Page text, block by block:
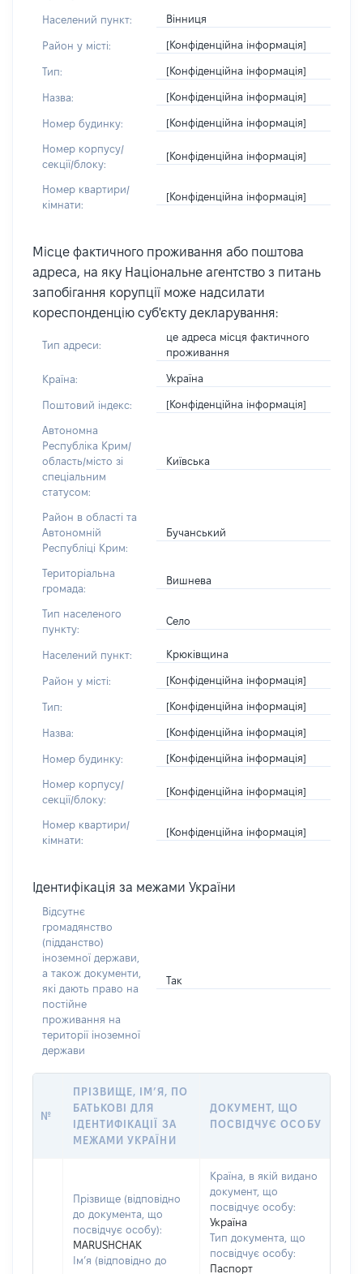
Населений пункт: Вінниця
Район у місті: [Конфіденційна інформація]
Тип: [Конфіденційна інформація]
Назва: [Конфіденційна інформація]
Номер будинку: [Конфіденційна інформація]
Номер корпусу/
секції/блоку:
[Конфіденційна інформація]
Номер квартири/
кімнати:
[Конфіденційна інформація]
Місце фактичного проживання або поштова
адреса, на яку Національне агентство з питань
запобігання корупції може надсилати
кореспонденцію суб'єкту декларування:
Тип адреси:
це адреса місця фактичного
проживання
Країна: Україна
Поштовий індекс: [Конфіденційна інформація]
Автономна
Республіка Крим/
область/місто зі
спеціальним
статусом:
Київська
Район в області та
Автономній
Республіці Крим:
Бучанський
Територіальна
громада:
Вишнева
Тип населеного
пункту:
Село
Населений пункт: Крюківщина
Район у місті: [Конфіденційна інформація]
Тип: [Конфіденційна інформація]
Назва: [Конфіденційна інформація]
Номер будинку: [Конфіденційна інформація]
Номер корпусу/
секції/блоку:
[Конфіденційна інформація]
Номер квартири/
кімнати:
[Конфіденційна інформація]
Ідентифікація за межами України
Відсутнє
громадянство
(підданство)
іноземної держави,
а також документи,
які дають право на
постійне
проживання на
території іноземної
держави
Так
№
ПРІЗВИЩЕ, ІМ’Я, ПО
БАТЬКОВІ ДЛЯ
ІДЕНТИФІКАЦІЇ ЗА
МЕЖАМИ УКРАЇНИ
ДОКУМЕНТ, ЩО
ПОСВІДЧУЄ ОСОБУ
Прізвище (відповідно
до документа, що
посвідчує особу):
MARUSHCHAK
Ім’я (відповідно до
Країна, в якій видано
документ, що
посвідчує особу:
Україна
Тип документа, що
посвідчує особу:
Паспорт